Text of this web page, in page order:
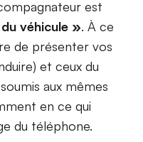
est
véhicule ». À ce
de présenter vos
et ceux du
aux mêmes
en ce qui
du téléphone.